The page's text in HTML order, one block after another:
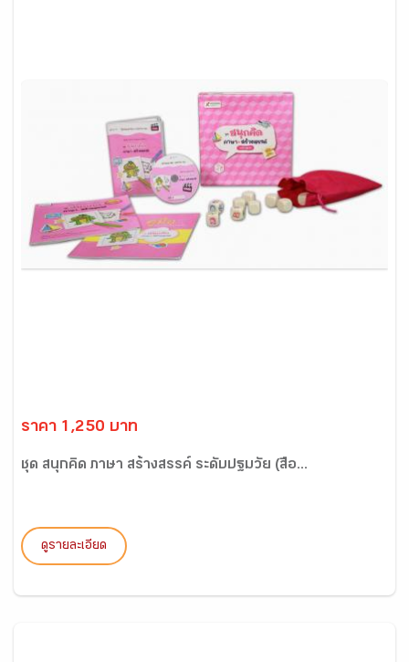
ราคา 1,250 บาท
ชุด สนุกคิด ภาษา สร้างสรรค์ ระดับปฐมวัย (สื่อ...
ดูรายละเอียด